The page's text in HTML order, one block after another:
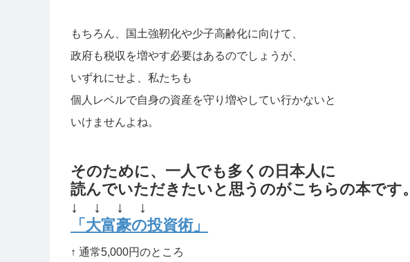
もちろん、国土強靭化や少子高齢化に向けて、
政府も税収を増やす必要はあるのでしょうが、
いずれにせよ、私たちも
個人レベルで自身の資産を守り増やしてい行かないと
いけませんよね。
そのために、一人でも多くの日本人に
読んでいただきたいと思うのがこちらの本です。
↓ ↓ ↓ ↓
「大富豪の投資術」
↑ 通常5,000円のところ